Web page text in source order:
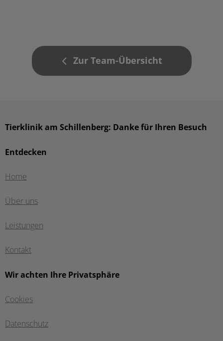
Zur Team-Übersicht
Entdecken
Home
Über uns
Leistungen
Kontakt
Wir achten Ihre Privatsphäre
Cookies
Datenschutz
Tierklinik am Schillenberg: Danke für Ihren Besuch